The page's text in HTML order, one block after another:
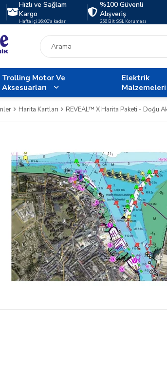
Hızlı ve Sağlam
Kargo
Hafta içi 16:00'a kadar
%100 Güvenli
Alışveriş
256 Bit SSL Koruması
Trolling Motor Ve
Aksesuarları
Elektrik
Malzemeleri
Harita Kartları REVEAL™ X Harita Paketi - Doğu